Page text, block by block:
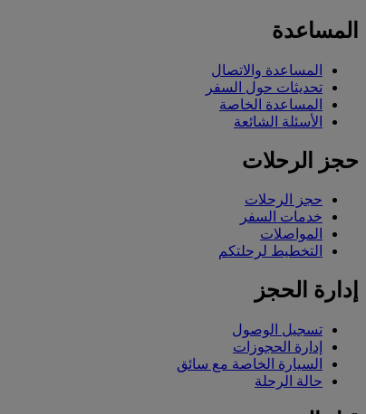
المساعدة
المساعدة والاتصال
تحديثات حول السفر
المساعدة الخاصة
الأسئلة الشائعة
حجز الرحلات
حجز الرحلات
خدمات السفر
المواصلات
التخطيط لرحلتكم
إدارة الحجز
تسجيل الوصول
إدارة الحجوزات
السيارة الخاصة مع سائق
حالة الرحلة